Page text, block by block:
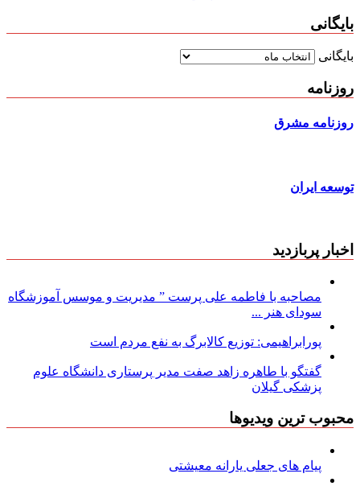
بایگانی
بایگانی
روزنامه
روزنامه مشرق
توسعه ایران
اخبار پربازدید
مصاحبه با فاطمه علی پرست ” مدیریت و موسس آموزشگاه
سودای هنر ...
پورابراهیمی: توزیع کالابرگ به نفع مردم است
گفتگو با طاهره زاهد صفت مدیر پرستاری دانشگاه علوم
پزشکی گیلان
محبوب ترین ویدیوها
پیام های جعلی یارانه معیشتی